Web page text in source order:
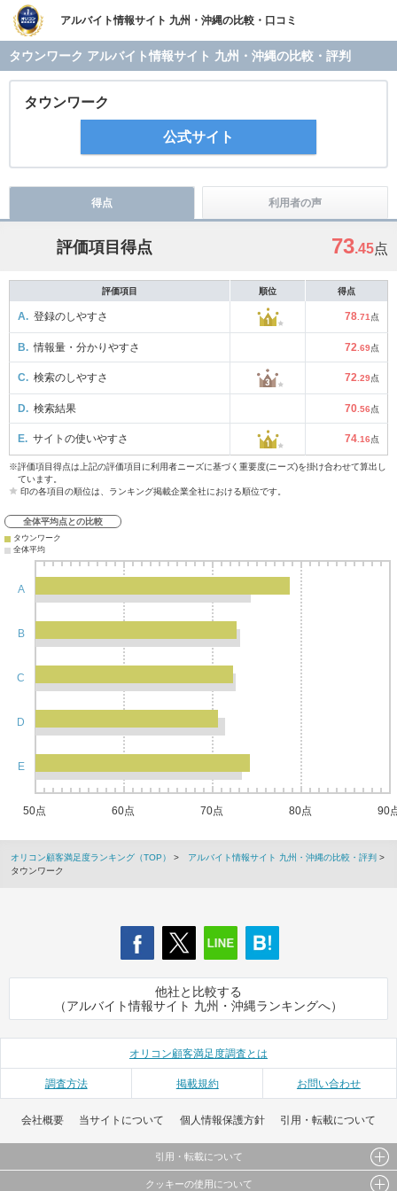
アルバイト情報サイト 九州・沖縄の比較・口コミ
タウンワーク アルバイト情報サイト 九州・沖縄の比較・評判
タウンワーク
公式サイト
得点 利用者の声
評価項目得点 73.45点
評価項目 順位 得点
A. 登録のしやすさ 78 .71 点
B. 情報量・分かりやすさ 72 .69点
C. 検索のしやすさ 72 .29点
D. 検索結果 70 .56点
E. サイトの使いやすさ 74 .16点
※評価項目得点は上記の評価項目に利用者ニーズに基づく重要度(ニーズ)を掛け合わせて算出し
ています。
印の各項目の順位は、ランキング掲載企業全社における順位です。
全体平均点との比較
タウンワーク
全体平均
A
B
C
D
E
50点 60点 70点 80点 90
オリコン顧客満足度ランキング（TOP） > アルバイト情報サイト 九州・沖縄の比較・評判 >
タウンワーク
他社と比較する
（アルバイト情報サイト 九州・沖縄ランキングへ）
オリコン顧客満足度調査とは
調査方法 掲載規約 お問い合わせ
会社概要 当サイトについて 個人情報保護方針 引用・転載について
引用・転載について
当サイトで公開されている情報（文字、写真、イラスト、画像データ等）及びこれらの配置・
クッキーの使用について